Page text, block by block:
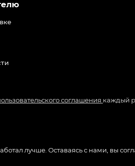
лучше. Оставаясь с нами, вы
соглашения каждый